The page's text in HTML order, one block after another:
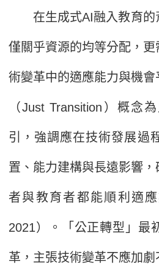
在生成式AI融入教育的
僅關乎資源的均等分配，
術變革中的適應能力與機會
（Just Transition）概念
引，強調應在技術發展過
置、能力建構與長遠影響
者與教育者都能順利適
2021）。「公正轉型」最
革，主張技術變革不應加